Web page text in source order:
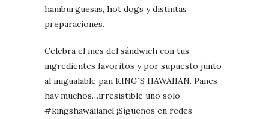
hamburguesas, hot dogs y distintas
preparaciones.
Celebra el mes del sándwich con tus
ingredientes favoritos y por supuesto junto
al inigualable pan KING´S HAWAIIAN. Panes
hay muchos…irresistible uno solo
#kingshawaiiancl ¡Síguenos en redes